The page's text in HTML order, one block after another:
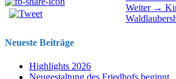
Weiter →
Neueste Beiträge
Highlights 2026
Neugestaltung des Friedhofs beginnt